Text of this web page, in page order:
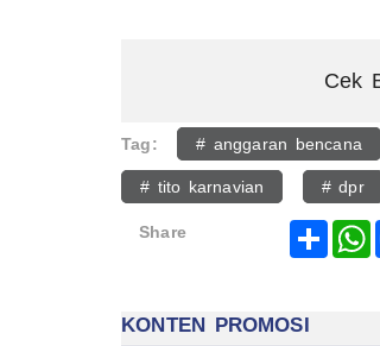
Cek
Tag: # anggaran bencana
# tito karnavian # dpr
Share Share